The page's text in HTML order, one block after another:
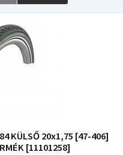
KÜLSŐ 20x1,75 [47-406]
[11101258]